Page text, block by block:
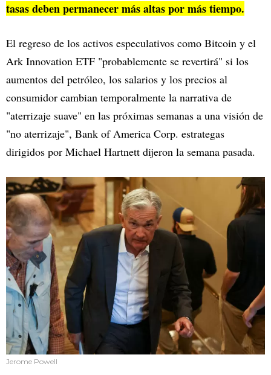
tasas deben permanecer más altas por más tiempo.
El regreso de los activos especulativos como Bitcoin y el
Ark Innovation ETF "probablemente se revertirá" si los
aumentos del petróleo, los salarios y los precios al
consumidor cambian temporalmente la narrativa de
"aterrizaje suave" en las próximas semanas a una visión de
"no aterrizaje", Bank of America Corp. estrategas
dirigidos por Michael Hartnett dijeron la semana pasada.
Jerome Powell